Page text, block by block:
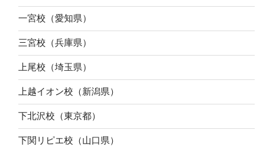
一宮校（愛知県）
三宮校（兵庫県）
上尾校（埼玉県）
上越イオン校（新潟県）
下北沢校（東京都）
下関リピエ校（山口県）